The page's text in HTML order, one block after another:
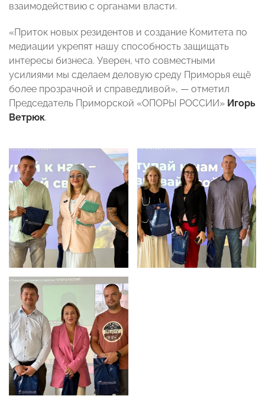
взаимодействию с органами власти.
«Приток новых резидентов и создание Комитета по
медиации укрепят нашу способность защищать
интересы бизнеса. Уверен, что совместными
усилиями мы сделаем деловую среду Приморья ещё
более прозрачной и справедливой», — отметил
Председатель Приморской «ОПОРЫ РОССИИ» Игорь
Ветрюк.